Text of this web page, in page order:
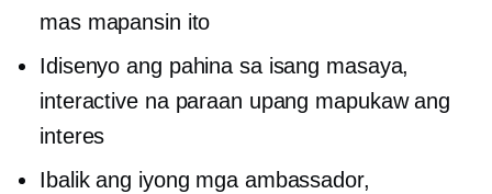
mas mapansin ito
Idisenyo ang pahina sa isang masaya,
interactive na paraan upang mapukaw ang
interes
Ibalik ang iyong mga ambassador,